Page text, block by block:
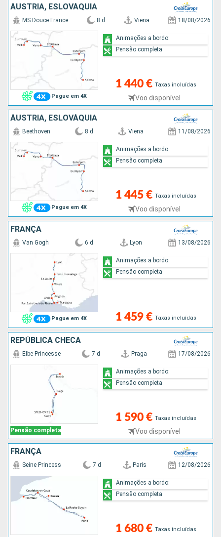
ÁUSTRIA, ESLOVÁQUIA
Pague em 4X
MS Douce France 8 d Viena 18/08/2026
1 440 € Taxas incluídas
Voo disponível
Animações a bordo:
Pensão completa
ÁUSTRIA, ESLOVÁQUIA
Pague em 4X
Beethoven 8 d Viena 11/08/2026
1 445 € Taxas incluídas
Voo disponível
Animações a bordo:
Pensão completa
FRANÇA
Pague em 4X
Van Gogh 6 d Lyon 13/08/2026
1 459 € Taxas incluídas
Animações a bordo:
Pensão completa
REPÚBLICA CHECA
Pensão completa
Elbe Princesse 7 d Praga 17/08/2026
1 590 € Taxas incluídas
Voo disponível
Animações a bordo:
Pensão completa
FRANÇA
Seine Princess 7 d Paris 12/08/2026
1 680 € Taxas incluídas
Animações a bordo:
Pensão completa